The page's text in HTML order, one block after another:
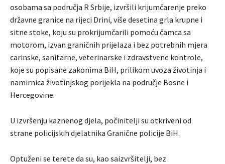
osobama sa područja R Srbije, izvršili krijumčarenje preko
državne granice na rijeci Drini, više desetina grla krupne i
sitne stoke, koju su prokrijumčarili pomoću čamca sa
motorom, izvan graničnih prijelaza i bez potrebnih mjera
carinske, sanitarne, veterinarske i zdravstvene kontrole,
koje su popisane zakonima BiH, prilikom uvoza životinja i
namirnica životinjskog porijekla na područje Bosne i
Hercegovine.
U izvršenju kaznenog djela, počinitelji su otkriveni od
strane policijskih djelatnika Granične policije BiH.
Optuženi se terete da su, kao saizvršitelji, bez